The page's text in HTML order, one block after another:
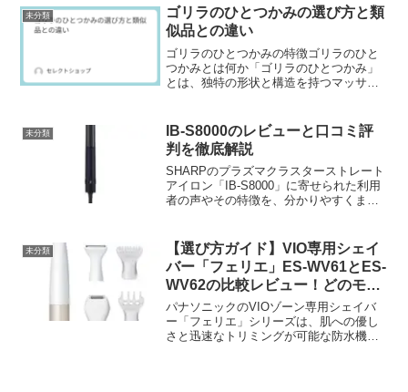
ピッチと静かな空間が特徴の上位クラス
です。ビジネス利用やゆっ...
未分類
ゴリラのひとつかみの選び方と類
似品との違い
ゴリラのひとつかみの特徴ゴリラのひと
つかみとは何か「ゴリラのひとつかみ」
とは、独特の形状と構造を持つマッサー
の強い“ゴリラ”のような力強い刺激が特徴
で、筋肉のコリをしっ...
未分類
IB-S8000のレビューと口コミ評
判を徹底解説
SHARPのプラズマクラスターストレート
アイロン「IB-S8000」に寄せられた利用
者の声やその特徴を、分かりやすくまと
未分類
【選び方ガイド】VIO専用シェイ
バー「フェリエ」ES-WV61とES-
WV62の比較レビュー！どのモデ
ルが最適か詳しく解説
パナソニックのVIOゾーン専用シェイバ
ー「フェリエ」シリーズは、肌への優し
さと迅速なトリミングが可能な防水機能